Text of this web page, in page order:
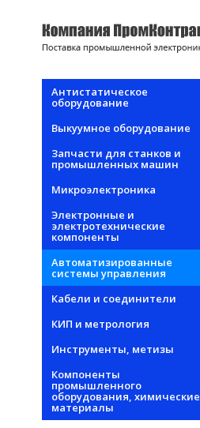
Антистатическое
оборудование
Выкуумное оборудование
Запчасти для станков и
промышленных машин
Микроэлектроника
Электронные и
электротехнические
компоненты
Автоматизированные
системы управления
Кабели и соединители
КИП и метрология
Инструменты, метизы
Компоненты
промышленного
оборудования, химические
материалы